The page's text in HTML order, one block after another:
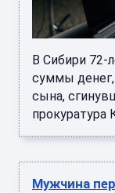
В Сибири 72-
суммы
сына,
прокуратура
Мужчина